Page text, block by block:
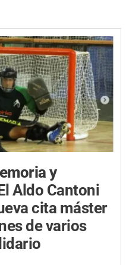
y
Aldo Cantoni
cita máster
de varios